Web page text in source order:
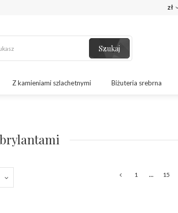
zł
Szukaj
Z kamieniami szlachetnymi Biżuteria srebrna
1 ... 15